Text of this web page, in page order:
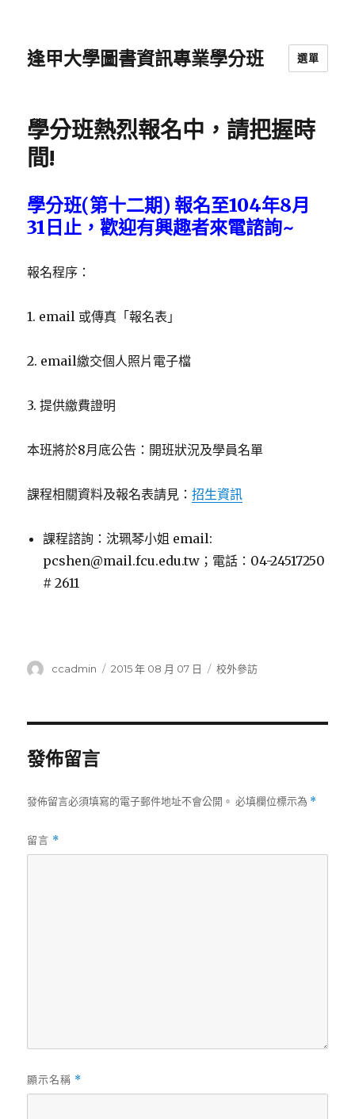
逢甲大學圖書資訊專業學分班 選單
學分班熱烈報名中，請把握時
間!
學分班(第十二期) 報名至104年8月
31日止，歡迎有興趣者來電諮詢~
報名程序：
1. email 或傳真「報名表」
2. email繳交個人照片電子檔
3. 提供繳費證明
本班將於8月底公告：開班狀況及學員名單
課程相關資料及報名表請見：招生資訊
課程諮詢：沈珮琴小姐 email:
pcshen@mail.fcu.edu.tw；電話：04-24517250
# 2611
作
ccadmin
發
2015 年 08 月 07 日
分
校外參訪
發佈留言
發佈留言必須填寫的電子郵件地址不會公開。 必填欄位標示為 *
留言 *
顯示名稱 *